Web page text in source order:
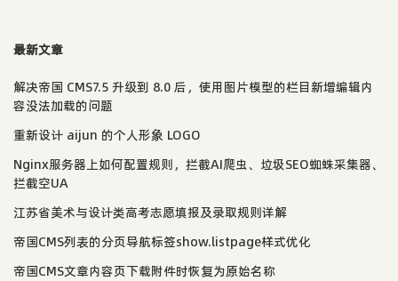
最新文章
解决帝国 CMS7.5 升级到 8.0 后，使用图片模型的栏目新增编辑内
容没法加载的问题
重新设计 aijun 的个人形象 LOGO
Nginx服务器上如何配置规则，拦截AI爬虫、垃圾SEO蜘蛛采集器、
拦截空UA
江苏省美术与设计类高考志愿填报及录取规则详解
帝国CMS列表的分页导航标签show.listpage样式优化
帝国CMS文章内容页下载附件时恢复为原始名称